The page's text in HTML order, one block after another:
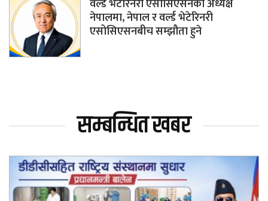
वर्ल्ड भेटेरिनरी एसोसिएसनका अध्यक्ष
नेपालमा, नेपाल र वर्ल्ड भेटेरिनरी
एसोसिएसनबीच सम्झौता हुने
सम्बन्धित खबर